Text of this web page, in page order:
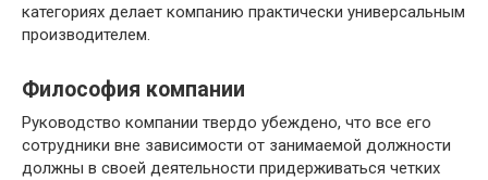
категориях делает компанию практически универсальным
производителем.
Философия компании
Руководство компании твердо убеждено, что все его
сотрудники вне зависимости от занимаемой должности
должны в своей деятельности придерживаться четких